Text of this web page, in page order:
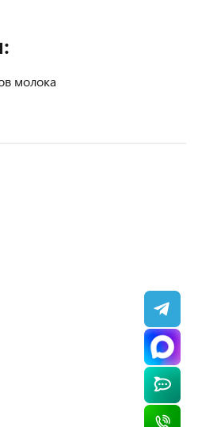
молока
Odissey Compact